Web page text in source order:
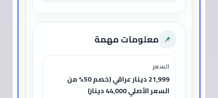
📌 معلومات مهمة
السعر
21,999 دينار عراقي (خصم 50% من
السعر الأصلي 44,000 دينار)